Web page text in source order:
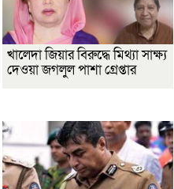
খালেদা জিয়ার বিরুদ্ধে মিথ্যা সাক্ষ্য
দেওয়া জগলুল পাশা গ্রেপ্তার